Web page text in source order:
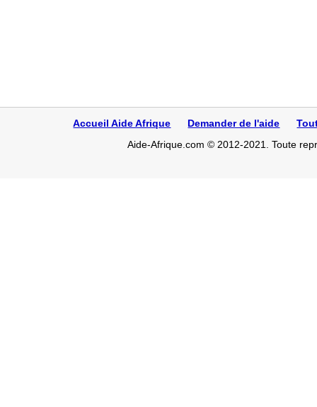
Accueil Aide Afrique Demander de l'aide
Aide-Afrique.com © 2012-2021. Toute